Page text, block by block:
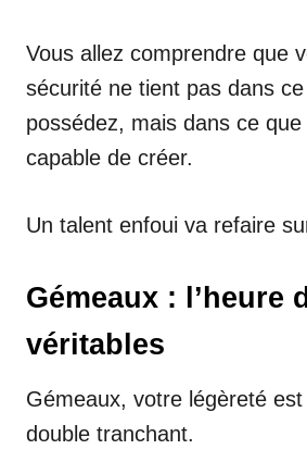
Vous allez comprendre que
sécurité ne tient pas dans
possédez, mais dans ce
capable de créer.
Un talent enfoui va refaire
Gémeaux : l’heure
véritables
Gémeaux, votre légèreté
double tranchant.